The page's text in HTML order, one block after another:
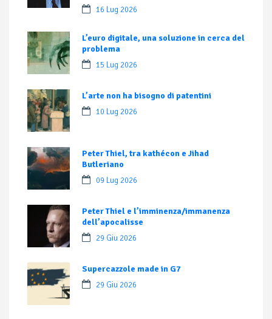
16 Lug 2026
L’euro digitale, una soluzione in cerca del
problema
15 Lug 2026
L’arte non ha bisogno di patentini
10 Lug 2026
Peter Thiel, tra kathécon e Jihad
Butleriano
09 Lug 2026
Peter Thiel e l’imminenza/immanenza
dell’apocalisse
29 Giu 2026
Supercazzole made in G7
29 Giu 2026